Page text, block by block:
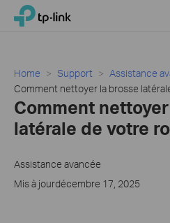
Click
navigation
TP-Link, Reliably Smart
Home Support
Assistance
Comment nettoyer la brosse
Comment
latérale de votre
Assistance avancée
Mis à jourdécembre 17, 2025